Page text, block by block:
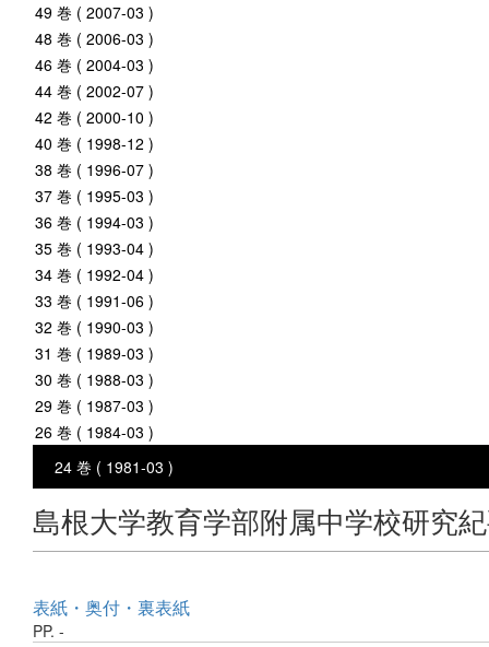
49 巻 ( 2007-03 )
48 巻 ( 2006-03 )
46 巻 ( 2004-03 )
44 巻 ( 2002-07 )
42 巻 ( 2000-10 )
40 巻 ( 1998-12 )
38 巻 ( 1996-07 )
37 巻 ( 1995-03 )
36 巻 ( 1994-03 )
35 巻 ( 1993-04 )
34 巻 ( 1992-04 )
33 巻 ( 1991-06 )
32 巻 ( 1990-03 )
31 巻 ( 1989-03 )
30 巻 ( 1988-03 )
29 巻 ( 1987-03 )
26 巻 ( 1984-03 )
24 巻 ( 1981-03 )
島根大学教育学部附属中学校研究
表紙・奥付・裏表紙
PP. -